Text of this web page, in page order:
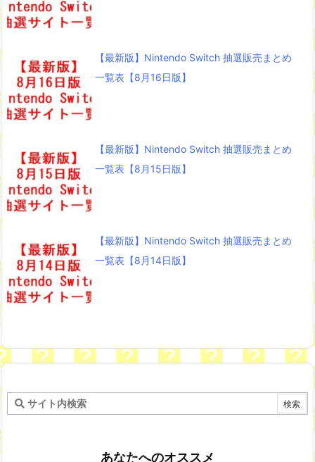
【最新版】Nintendo Switch 抽選販売まとめ
一覧表【8月16日版】
【最新版】Nintendo Switch 抽選販売まとめ
一覧表【8月15日版】
【最新版】Nintendo Switch 抽選販売まとめ
一覧表【8月14日版】
あなたへのオススメ